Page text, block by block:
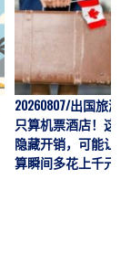
20260807/出国旅游
只算机票酒店！这7
隐藏开销，可能让预
算瞬间多花上千元